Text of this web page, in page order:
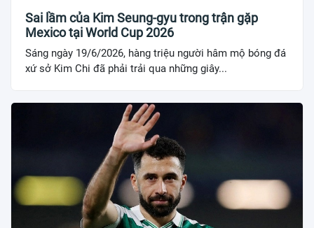
Sai lầm của Kim Seung-gyu trong trận gặp
Mexico tại World Cup 2026
Sáng ngày 19/6/2026, hàng triệu người hâm mộ bóng đá
xứ sở Kim Chi đã phải trải qua những giây...